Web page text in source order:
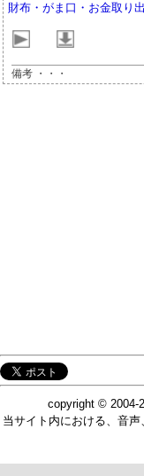
財布・がま口・お金取り
備考 ・・・
copyright © 2004-
当サイト内における、音